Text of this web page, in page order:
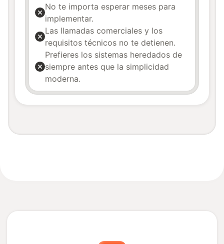
No te importa esperar meses para
implementar.
Las llamadas comerciales y los
requisitos técnicos no te detienen.
Prefieres los sistemas heredados de
siempre antes que la simplicidad
moderna.